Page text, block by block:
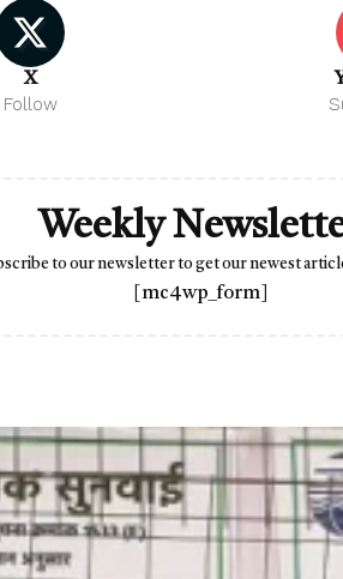
X
Follow
Weekly
to our newsletter to get our newest
[mc4wp_form]